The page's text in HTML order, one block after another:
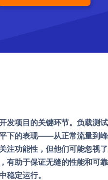
发项目的关键环节。负载测
下的表现——从正常流量到
注功能性，但他们可能忽视
有助于保证无缝的性能和可
稳定运行。